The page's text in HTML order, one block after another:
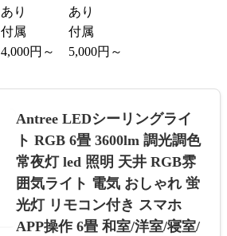
あり
あり
付属
付属
4,000円～ 5,000円～
Antree LEDシーリングライ
ト RGB 6畳 3600lm 調光調色
常夜灯 led 照明 天井 RGB雰
囲気ライト 電気 おしゃれ 蛍
光灯 リモコン付き スマホ
APP操作 6畳 和室/洋室/寝室/